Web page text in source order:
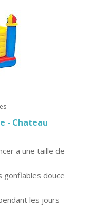
- Chateau
a une taille de
gonflables douce
les jours